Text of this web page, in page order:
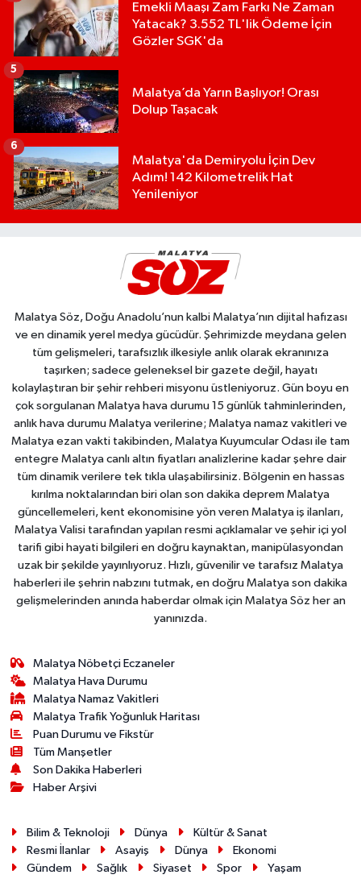
Emekli Maaşı Zam Farkı Ne Zaman
Yatacak? 3.552 TL'lik Ödeme İçin
Gözler SGK'da
Malatya’da Yarın Başlıyor! Orası
Dolup Taşacak
5
Malatya'da Demiryolu İçin Dev
Adım! 142 Kilometrelik Hat
Yenileniyor
6
Malatya Söz, Doğu Anadolu’nun kalbi Malatya’nın dijital hafızası
ve en dinamik yerel medya gücüdür. Şehrimizde meydana gelen
tüm gelişmeleri, tarafsızlık ilkesiyle anlık olarak ekranınıza
taşırken; sadece geleneksel bir gazete değil, hayatı
kolaylaştıran bir şehir rehberi misyonu üstleniyoruz. Gün boyu en
çok sorgulanan Malatya hava durumu 15 günlük tahminlerinden,
anlık hava durumu Malatya verilerine; Malatya namaz vakitleri ve
Malatya ezan vakti takibinden, Malatya Kuyumcular Odası ile tam
entegre Malatya canlı altın fiyatları analizlerine kadar şehre dair
tüm dinamik verilere tek tıkla ulaşabilirsiniz. Bölgenin en hassas
kırılma noktalarından biri olan son dakika deprem Malatya
güncellemeleri, kent ekonomisine yön veren Malatya iş ilanları,
Malatya Valisi tarafından yapılan resmi açıklamalar ve şehir içi yol
tarifi gibi hayati bilgileri en doğru kaynaktan, manipülasyondan
uzak bir şekilde yayınlıyoruz. Hızlı, güvenilir ve tarafsız Malatya
haberleri ile şehrin nabzını tutmak, en doğru Malatya son dakika
gelişmelerinden anında haberdar olmak için Malatya Söz her an
yanınızda.
Malatya Nöbetçi Eczaneler
Malatya Hava Durumu
Malatya Namaz Vakitleri
Malatya Trafik Yoğunluk Haritası
Puan Durumu ve Fikstür
Tüm Manşetler
Son Dakika Haberleri
Haber Arşivi
Bilim & Teknoloji Dünya
Kültür & Sanat
Resmi İlanlar
Asayiş Dünya
Ekonomi
Gündem
Sağlık Siyaset Spor Yaşam